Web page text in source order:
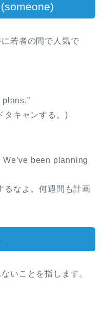
若者の間で人気で
タキャンする。)
We’ve been planning
るなよ。何週間も計画
いことを指します。